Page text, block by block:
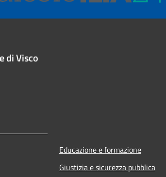
di Visco
Educazione e formazione
Giustizia e sicurezza pubblica